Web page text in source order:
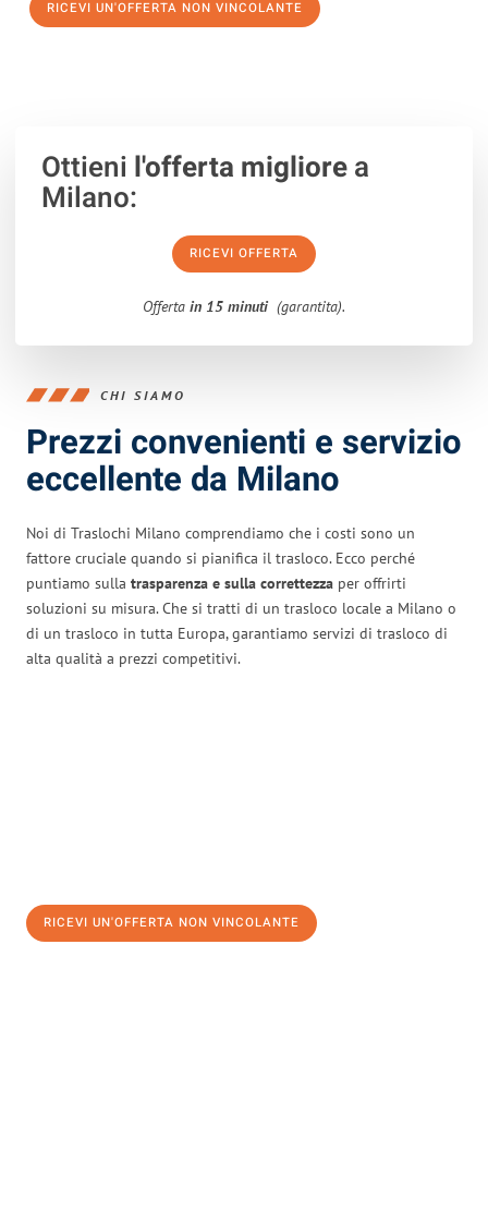
RICEVI UN'OFFERTA NON VINCOLANTE
Ottieni l'offerta migliorea
Milano:
RICEVI OFFERTA
Offerta in 15 minuti (garantita).
CHI SIAMO
Prezzi convenienti e servizio
eccellente da Milano
Noi di Traslochi Milano comprendiamo che i costi sono un
fattore cruciale quando si pianifica il trasloco. Ecco perché
puntiamo sulla trasparenza e sulla correttezza per offrirti
soluzioni su misura. Che si tratti di un trasloco locale a Milano o
di un trasloco in tutta Europa, garantiamo servizi di trasloco di
alta qualità a prezzi competitivi.
RICEVI UN'OFFERTA NON VINCOLANTE